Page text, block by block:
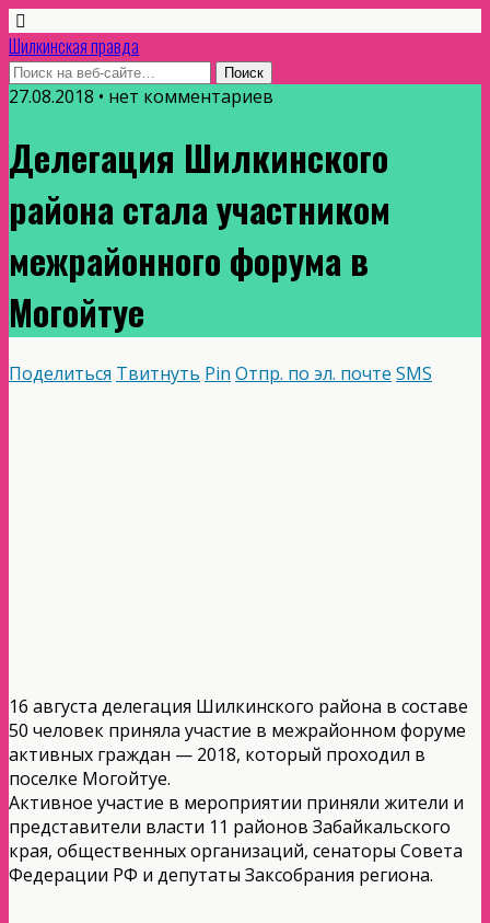
Шилкинская правда
27.08.2018 • нет комментариев
Делегация Шилкинского
района стала участником
межрайонного форума в
Могойтуе
Поделиться Твитнуть Pin Отпр. по эл. почте SMS
16 августа делегация Шилкинского района в составе
50 человек приняла участие в межрайонном форуме
активных граждан — 2018, который проходил в
поселке Могойтуе.
Активное участие в мероприятии приняли жители и
представители власти 11 районов Забайкальского
края, общественных организаций, сенаторы Совета
Федерации РФ и депутаты Заксобрания региона.